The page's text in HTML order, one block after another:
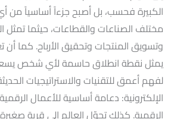
الكبيرة فحسب، بل أصبح جزءاً أساسياً من
مختلف الصناعات والقطاعات، حيثما تمثل
وتسويق المنتجات وتحقيق الأرباح. كما
يمثل نقطة انطلاق حاسمة لأي شخص يسعى
لفهم أعمق للتقنيات والاستراتيجيات
الإلكترونية: دعامة أساسية للأعمال
الرقمية. كذلك تحوّل العالم إلى قرية